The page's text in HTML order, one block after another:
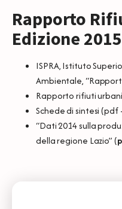
Rapporto
Edizione 2015
ISPRA, Istituto
Ambientale, “
Rapporto rifiuti
Schede di sintesi (pdf
“Dati 2014 sulla
della regione Lazio” (